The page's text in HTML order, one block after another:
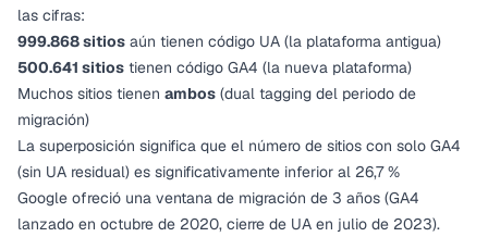
las cifras:
999.868 sitios aún tienen código UA (la plataforma antigua)
500.641 sitios tienen código GA4 (la nueva plataforma)
Muchos sitios tienen ambos (dual tagging del periodo de
migración)
La superposición significa que el número de sitios con solo GA4
(sin UA residual) es significativamente inferior al 26,7 %
Google ofreció una ventana de migración de 3 años (GA4
lanzado en octubre de 2020, cierre de UA en julio de 2023).